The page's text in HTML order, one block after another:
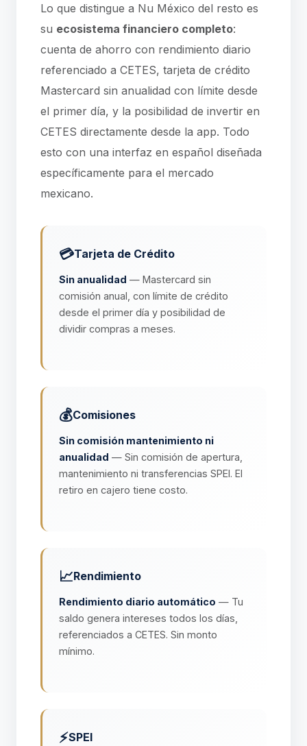
Lo que distingue a Nu México del resto es
su ecosistema financiero completo:
cuenta de ahorro con rendimiento diario
referenciado a CETES, tarjeta de crédito
Mastercard sin anualidad con límite desde
el primer día, y la posibilidad de invertir en
CETES directamente desde la app. Todo
esto con una interfaz en español diseñada
específicamente para el mercado
mexicano.
💳Tarjeta de Crédito
Sin anualidad — Mastercard sin
comisión anual, con límite de crédito
desde el primer día y posibilidad de
dividir compras a meses.
💰Comisiones
Sin comisión mantenimiento ni
anualidad — Sin comisión de apertura,
mantenimiento ni transferencias SPEI. El
retiro en cajero tiene costo.
📈Rendimiento
Rendimiento diario automático — Tu
saldo genera intereses todos los días,
referenciados a CETES. Sin monto
mínimo.
⚡SPEI